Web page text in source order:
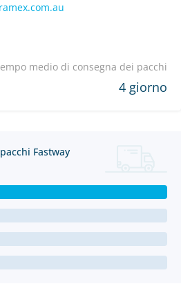
medio di consegna dei pacchi
4 giorno
Fastway